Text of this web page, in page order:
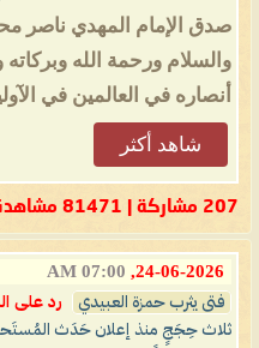
صدق الإمام المهدي ناصر
والسلام ورحمة الله
أنصاره في العالمين في
شاهد أكثر
207 مشاركة | 81471 مشاهدة
24-06-2026,
07:00 AM
فتى يثرب حمزة العبيدي رد على
ثلاث حِجَجٍ منذ إعلان حَدَث